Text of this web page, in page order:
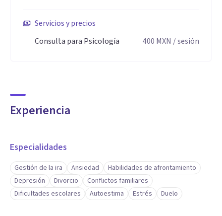
Servicios y precios
Consulta para Psicología
400 MXN / sesión
Experiencia
Especialidades
Gestión de la ira Ansiedad
Habilidades de afrontamiento
Depresión
Divorcio
Conflictos familiares
Dificultades escolares
Autoestima Estrés Duelo